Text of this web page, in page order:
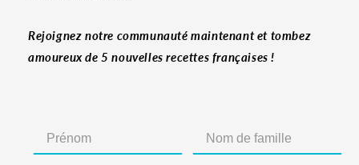
Rejoignez notre communauté maintenant et tombez
amoureux de 5 nouvelles recettes françaises !